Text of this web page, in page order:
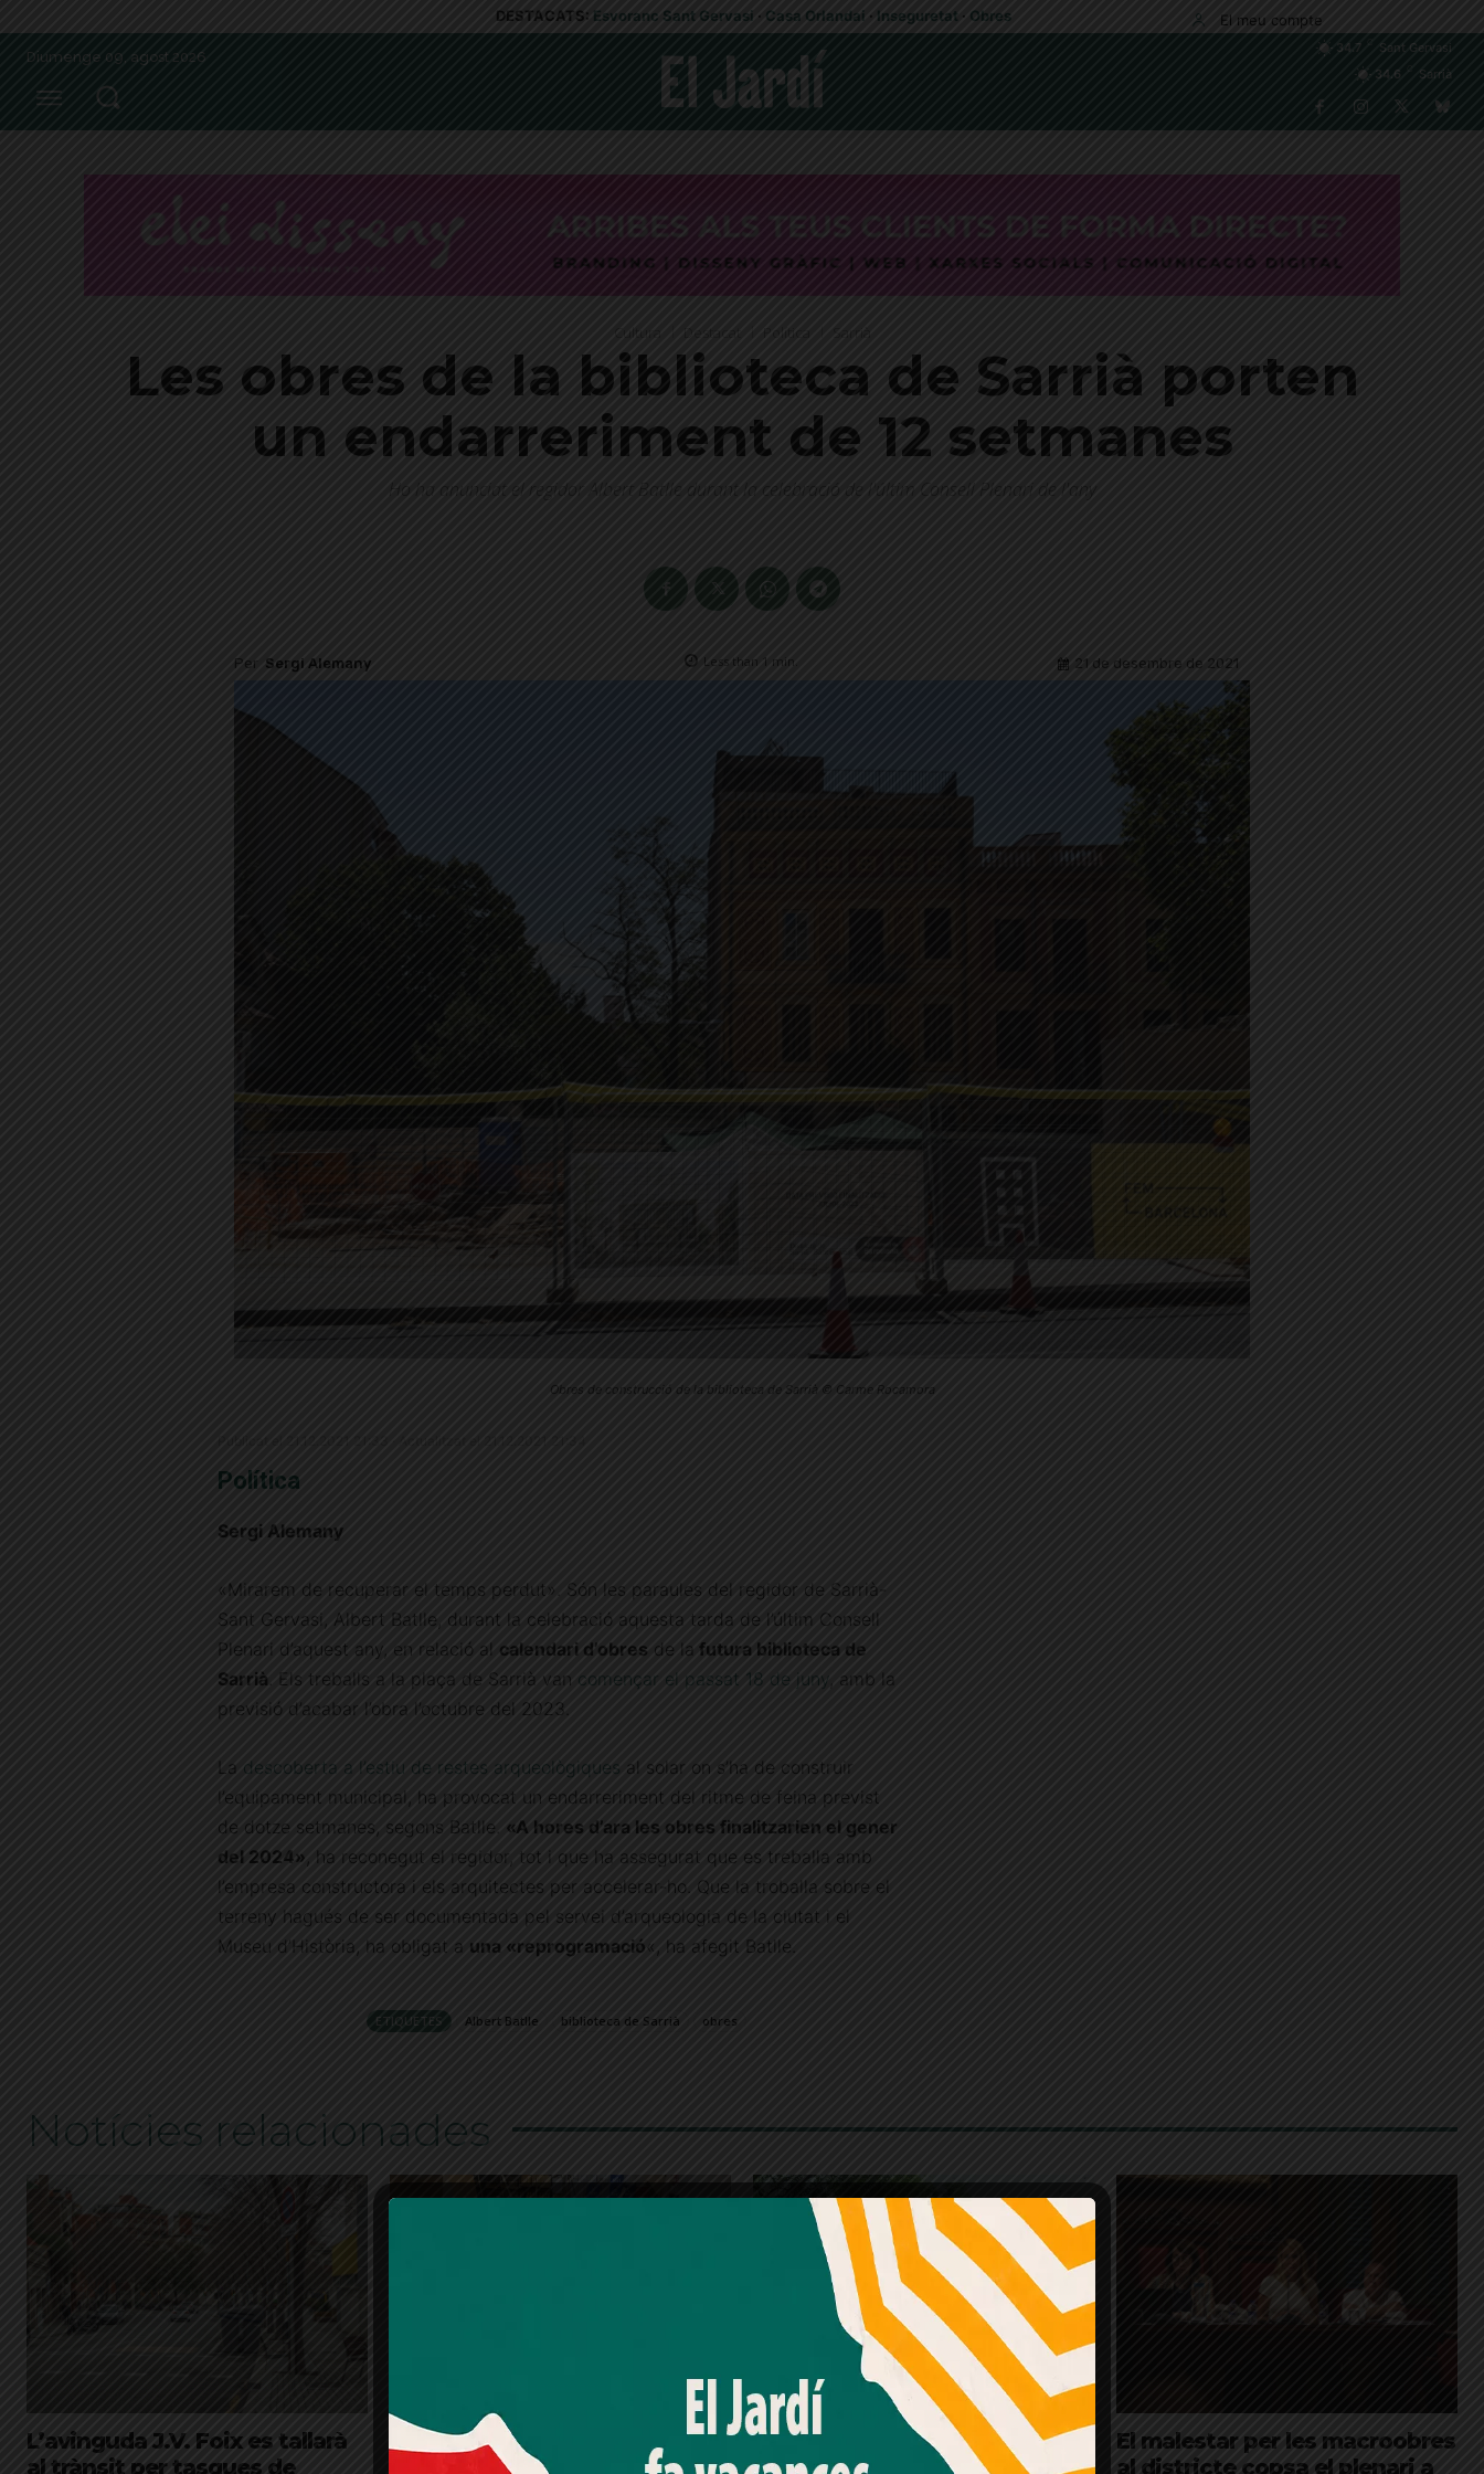
DESTACATS: Esvoranc Sant Gervasi · Casa Orlandai · Inseguretat · Obres El meu compte
Diumenge 09, agost 2026
34.7
Sant Gervasi
34.6
Sarrià
Destacat Política
Les obres de la biblioteca de Sarrià porten
un endarreriment de 12 setmanes
Ho ha anunciat el regidor Albert Batlle durant la celebració de l'últim Consell Plenari de l'any
Per Sergi Alemany Less than 1 min. 21 de desembre de 2021
Obres de construcció de la biblioteca de Sarrià © Carme Rocamora
Política
Sergi Alemany
«Mirarem de recuperar el temps perdut». Són les paraules del regidor de Sarrià-
Sant Gervasi, Albert Batlle, durant la celebració aquesta tarda de l’últim Consell
Plenari d’aquest any, en relació al calendari d’obres de la futura biblioteca de
Sarrià . Els treballs a la plaça de Sarrià van començar el passat 18 de juny, amb la
previsió d’acabar l’obra l’octubre del 2023.
La descoberta a l’estiu de restes arqueològiques al solar on s’ha de construir
l’equipament municipal, ha provocat un endarreriment del ritme de feina previst
de dotze setmanes, segons Batlle. «A hores d’ara les obres finalitzarien el gener
del 2024», ha reconegut el regidor, tot i que ha assegurat que es treballa amb
l’empresa constructora i els arquitectes per accelerar-ho. Que la troballa sobre el
terreny hagués de ser documentada pel servei d’arqueologia de la ciutat i el
Museu d’Història, ha obligat a una «reprogramació «, ha afegit Batlle.
ETIQUETES Albert Batlle biblioteca de Sarrià obres
Notícies relacionades
L’avinguda J.V. Foix es tallarà
al trànsit per tasques de
Desallotgen vuit finques de la
Bonanova per un esvoranc
Llum verda a la remodelació
dels Jardins Oriol Martorell
El malestar per les macroobres
al districte copsa el plenari a
Amb el seu acord, nosaltres fem servir galetes o
tecnologies similars per emmagatzemar, accedir i
processar dades personals com la seva visita a aquest lloc
web. Pot retirar el seu consentiment o oposar-se al
processament de dades basat en interessos legítims en
qualsevol moment fent clic a "Ajustos de cookies" o a la
nostra Política de privacitat en aquest lloc web. Si cliques
"acceptar" dones el teu consentiment